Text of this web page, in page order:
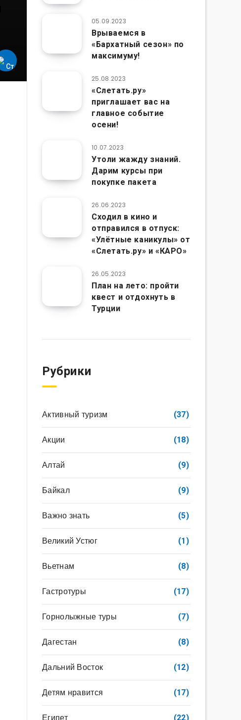
05.09.2023
Врываемся в
«Бархатный сезон» по
максимуму!
25.08.2023
«Слетать.ру»
приглашает вас на
главное событие
осени!
10.07.2023
Утоли жажду знаний.
Дарим курсы при
покупке пакета
26.06.2023
Сходил в кино и
отправился в отпуск:
«Улётные каникулы» от
«Слетать.ру» и «КАРО»
26.05.2023
План на лето: пройти
квест и отдохнуть в
Турции
Рубрики
Активный туризм (37)
Акции (18)
Алтай (9)
Байкал (9)
Важно знать (5)
Великий Устюг (1)
Вьетнам (8)
Гастротуры (17)
Горнолыжные туры (7)
Дагестан (8)
Дальний Восток (12)
Детям нравится (17)
(22)